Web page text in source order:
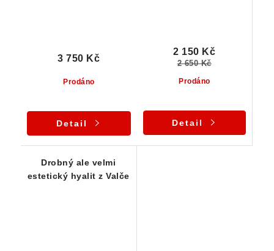
Prodáno
3 750 Kč
Detail
Prodáno
2 150 Kč
2 650 Kč
Detail
Drobný ale velmi
estetický hyalit z Valče